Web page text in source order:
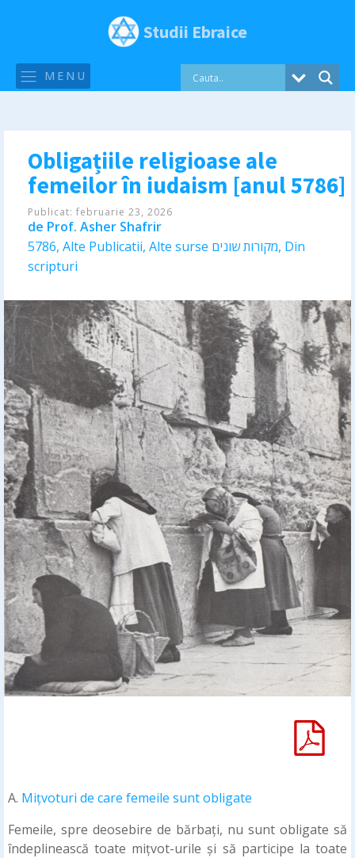
Studii Ebraice
MENU
Obligațiile religioase ale
femeilor în iudaism [anul 5786]
Publicat: februarie 23, 2026
de Prof. Asher Shafrir
5786, Alte Publicatii, Alte surse מקורות שונים, Din
scripturi
A. Mițvoturi de care femeile sunt obligate
Femeile, spre deosebire de bărbați, nu sunt obligate să
îndeplinească toate mițvot-urile și să participe la toate